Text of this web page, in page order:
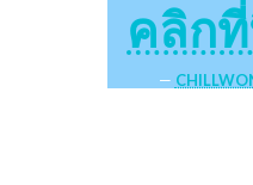
คลิก